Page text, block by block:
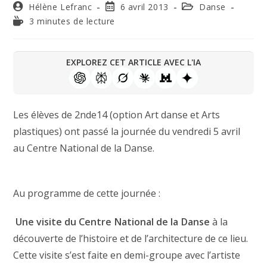
Hélène Lefranc 6 avril 2013
Danse
3 minutes de lecture
EXPLOREZ CET ARTICLE AVEC L'IA
Les élèves de 2nde14 (option Art danse et Arts
plastiques) ont passé la journée du vendredi 5 avril
au Centre National de la Danse.
Au programme de cette journée :
Une visite du Centre National de la Danse à la
découverte de l’histoire et de l’architecture de ce lieu.
Cette visite s’est faite en demi-groupe avec l’artiste